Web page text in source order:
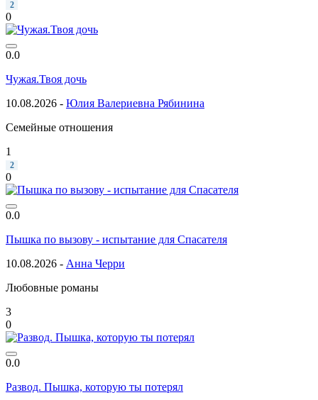
2
0
0.0
Чужая.Твоя дочь
10.08.2026 - Юлия Валериевна Рябинина
Семейные отношения
1
2
0
0.0
Пышка по вызову - испытание для Спасателя
10.08.2026 - Анна Черри
Любовные романы
3
0
0.0
Развод. Пышка, которую ты потерял